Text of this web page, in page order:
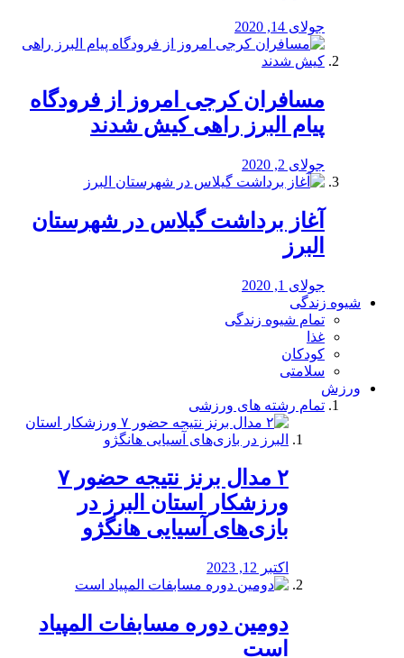
جولای 14, 2020
مسافران کرجی امروز از فرودگاه
پیام البرز راهی کیش شدند
جولای 2, 2020
آغاز برداشت گیلاس در شهرستان
البرز
جولای 1, 2020
شیوه زندگی
تمام شیوه زندگی
غذا
کودکان
سلامتی
ورزش
تمام رشته های ورزشی
۲ مدال برنز نتیجه حضور ۷
ورزشکار استان البرز در
بازی‌های آسیایی هانگژو
اکتبر 12, 2023
دومین دوره مسابفات المپیاد
است